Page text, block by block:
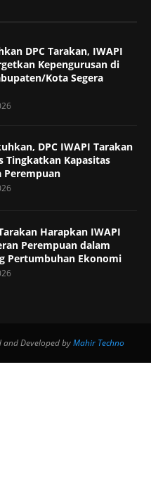
DPC Tarakan, IWAPI
Kepengurusan di
Kota Segera
DPC IWAPI Tarakan
Tingkatkan Kapasitas
Perempuan
Harapkan IWAPI
Perempuan dalam
Pertumbuhan Ekonomi
and Developed byMahir Techno